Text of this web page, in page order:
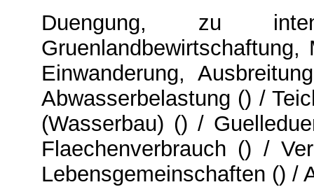
Duengung, zu
Einwanderung,
Abwasserbelastung () /
(Wasserbau) () /
Flaechenverbrauch () /
Lebensgemeinschaften () /